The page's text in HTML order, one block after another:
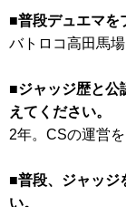
■普段デュエマを
バトロコ高田馬場
■ジャッジ歴と公
えてください。
2年。CSの運営
■普段、ジャッジ
い。